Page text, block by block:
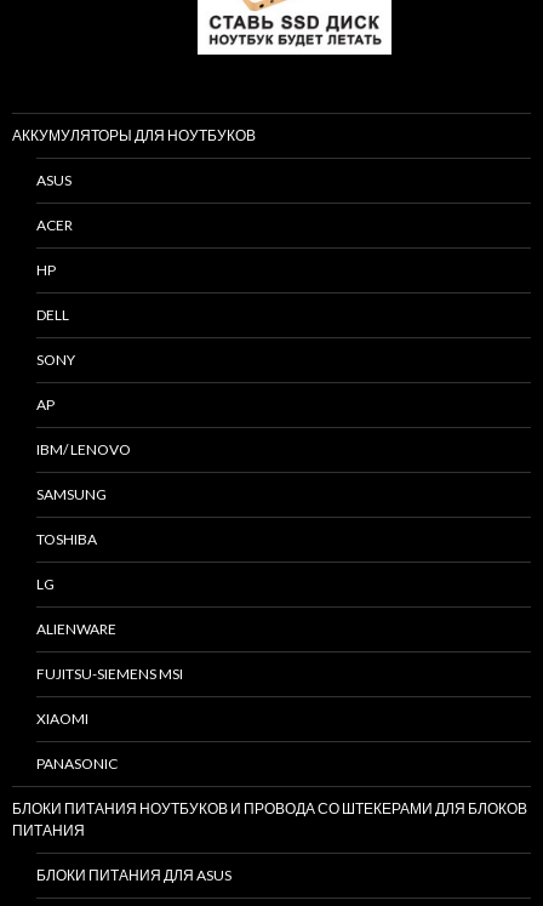
АККУМУЛЯТОРЫ ДЛЯ НОУТБУКОВ
ASUS
ACER
HP
DELL
SONY
AP
IBM/ LENOVO
SAMSUNG
TOSHIBA
LG
ALIENWARE
FUJITSU-SIEMENS MSI
XIAOMI
PANASONIC
БЛОКИ ПИТАНИЯ НОУТБУКОВ И ПРОВОДА СО ШТЕКЕРАМИ ДЛЯ БЛОКОВ
ПИТАНИЯ
БЛОКИ ПИТАНИЯ ДЛЯ ASUS